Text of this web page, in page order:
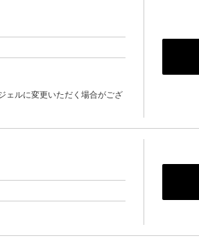
ェルに変更いただく場合がござ